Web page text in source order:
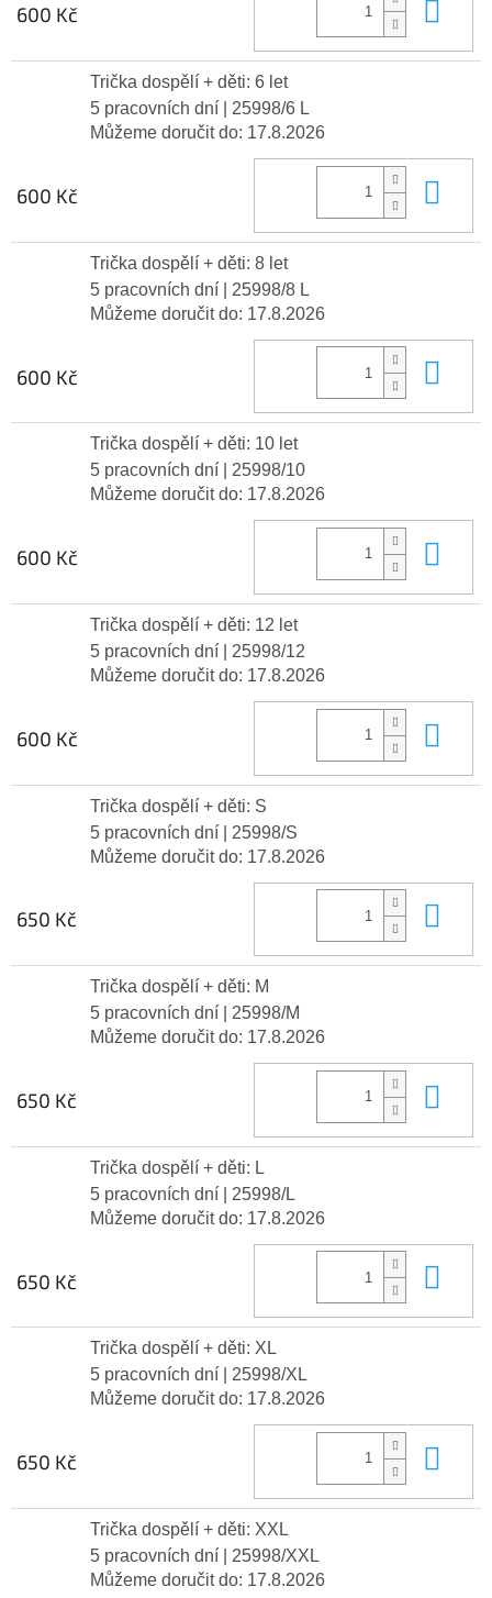
600 Kč
Trička dospělí + děti: 6 let
5 pracovních dní
| 25998/6 L
Můžeme doručit do: 17.8.2026
600 Kč
Trička dospělí + děti: 8 let
5 pracovních dní
| 25998/8 L
Můžeme doručit do: 17.8.2026
600 Kč
Trička dospělí + děti: 10 let
5 pracovních dní
| 25998/10
Můžeme doručit do: 17.8.2026
600 Kč
Trička dospělí + děti: 12 let
5 pracovních dní
| 25998/12
Můžeme doručit do: 17.8.2026
600 Kč
Trička dospělí + děti: S
5 pracovních dní
| 25998/S
Můžeme doručit do: 17.8.2026
650 Kč
Trička dospělí + děti: M
5 pracovních dní
| 25998/M
Můžeme doručit do: 17.8.2026
650 Kč
Trička dospělí + děti: L
5 pracovních dní
| 25998/L
Můžeme doručit do: 17.8.2026
650 Kč
Trička dospělí + děti: XL
5 pracovních dní
| 25998/XL
Můžeme doručit do: 17.8.2026
650 Kč
Trička dospělí + děti: XXL
5 pracovních dní
| 25998/XXL
Můžeme doručit do: 17.8.2026